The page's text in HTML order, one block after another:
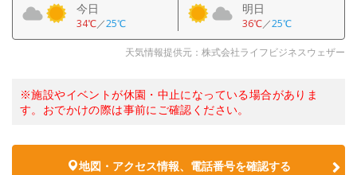
今日
34℃／25℃
明日
36℃／25℃
天気情報提供元：株式会社ライフビジネスウェザー
※施設やイベントが休園・中止になっている場合がありま
す。おでかけの際は事前にご確認ください。
地図・アクセス情報、電話番号を確認する